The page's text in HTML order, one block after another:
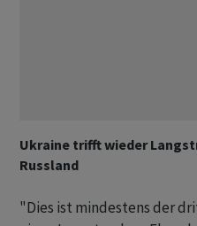
Ukraine trifft wieder
Russland
"Dies ist mindestens der